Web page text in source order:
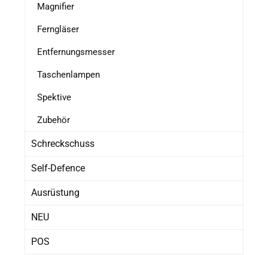
Magnifier
Ferngläser
Entfernungsmesser
Taschenlampen
Spektive
Zubehör
Schreckschuss
Self-Defence
Ausrüstung
NEU
POS